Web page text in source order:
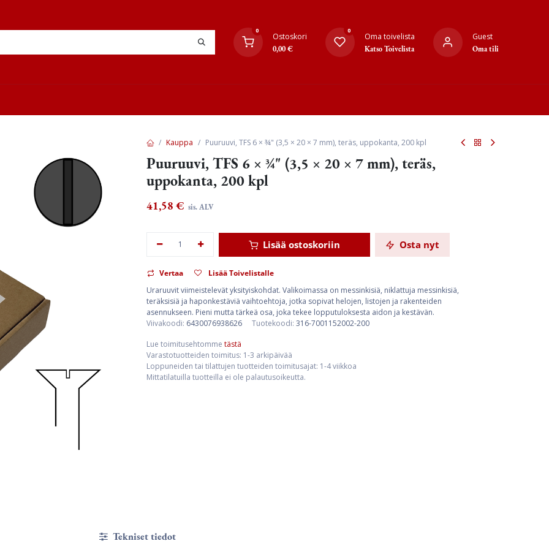
0
Ostoskori
0,00€
0
Oma toivelista
Katso Toivelista
Guest
Oma tili
Kauppa Puuruuvi, TFS 6 × ¾" (3,5 × 20 × 7 mm), teräs, uppokanta, 200 kpl
Puuruuvi, TFS 6 × ¾" (3,5 × 20 × 7 mm), teräs,
uppokanta, 200 kpl
41,58 € sis. ALV
Lisää ostoskoriin Osta nyt
Vertaa
Lisää Toivelistalle
Uraruuvit viimeistelevät yksityiskohdat. Valikoimassa on messinkisiä, niklattuja messinkisiä,
teräksisiä ja haponkestäviä vaihtoehtoja, jotka sopivat helojen, listojen ja rakenteiden
asennukseen. Pieni mutta tärkeä osa, joka tekee lopputuloksesta aidon ja kestävän.
Viivakoodi: 6430076938626 Tuotekoodi: 316-7001152002-200
Lue toimitusehtomme tästä
Varastotuotteiden toimitus: 1-3 arkipäivää
Loppuneiden tai tilattujen tuotteiden toimitusajat: 1-4 viikkoa
Mittatilatuilla tuotteilla ei ole palautusoikeutta.
Tekniset tiedot